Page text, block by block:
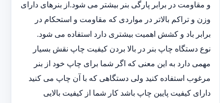
و مقاومت در ‏برابر پارگی بنر بیشتر می شود.از بنرهای دارای
وزن و تراکم بالاتر در مواردی که مقاومت و استحکام در
برابر باد و ‏کشش اهمیت بیشتری دارد استفاده می شود‎.‎
نوع دستگاه چاپ بنر در بالا بردن کیفیت چاپ نقش بسیار
مهمی دارد به این معنی که اگر شما برای چاپ خود از بنر
‏مرغوب استفاده کنید ولی دستگاهی که با آن چاپ می کنید
دارای کیفیت پایین چاپ باشد کار شما از کیفیت بالایی